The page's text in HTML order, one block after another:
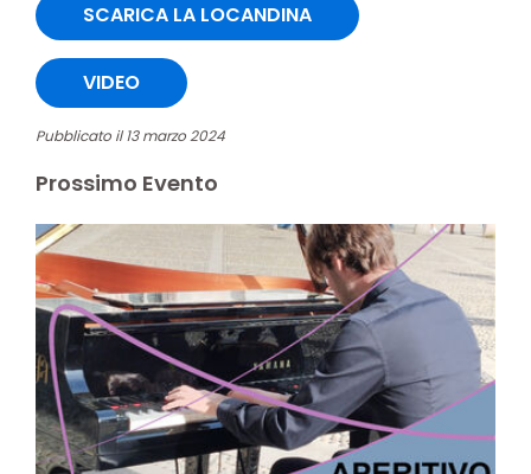
SCARICA LA LOCANDINA
VIDEO
Pubblicato il 13 marzo 2024
Prossimo Evento